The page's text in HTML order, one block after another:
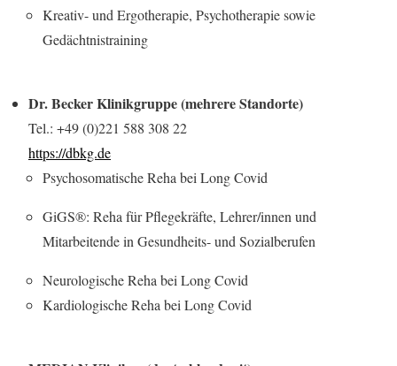
Kreativ- und Ergotherapie, Psychotherapie sowie
Gedächtnistraining
Dr. Becker Klinikgruppe (mehrere Standorte)
Tel.: +49 (0)221 588 308 22
https://dbkg.de
Psychosomatische Reha bei Long Covid
GiGS®: Reha für Pflegekräfte, Lehrer/innen und
Mitarbeitende in Gesundheits- und Sozialberufen
Neurologische Reha bei Long Covid
Kardiologische Reha bei Long Covid